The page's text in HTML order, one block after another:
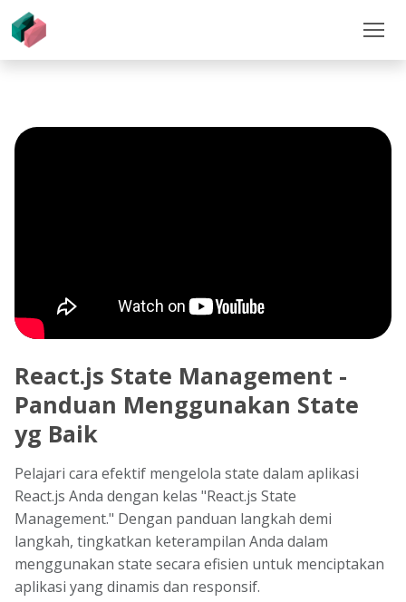
React.js State Management -
Panduan Menggunakan State
yg Baik
Pelajari cara efektif mengelola state dalam aplikasi
React.js Anda dengan kelas "React.js State
Management." Dengan panduan langkah demi
langkah, tingkatkan keterampilan Anda dalam
menggunakan state secara efisien untuk menciptakan
aplikasi yang dinamis dan responsif.